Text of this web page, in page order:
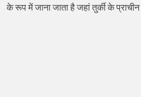
के रूप में जाना जाता है जहां तुर्की के